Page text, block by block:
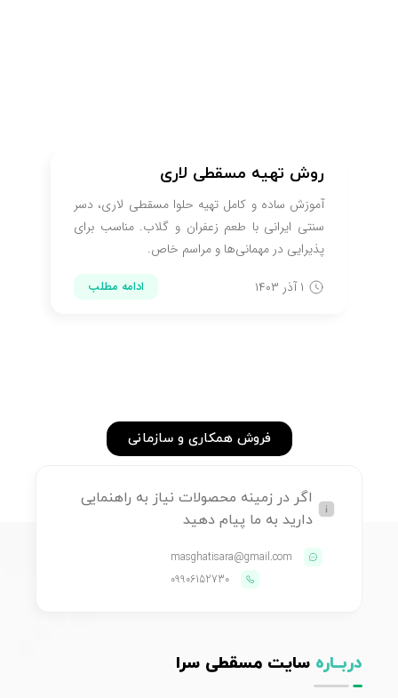
روش تهیه مسقطی لاری
آموزش ساده و کامل تهیه حلوا مسقطی لاری، دسر
سنتی ایرانی با طعم زعفران و گلاب. مناسب برای
پذیرایی در مهمانی‌ها و مراسم خاص.
۱ آذر ۱۴۰۳
ادامه مطلب
فروش همکاری و سازمانی
اگر در زمینه محصولات نیاز به راهنمایی
دارید به ما پیام دهید
masghatisara@gmail.com
09906152730
دربــاره سایت مسقطی سرا